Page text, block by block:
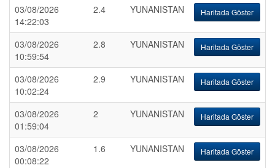
03/08/2026
14:22:03
2.4 YUNANISTAN Haritada Göster
03/08/2026
10:59:54
2.8 YUNANISTAN Haritada Göster
03/08/2026
10:02:24
2.9 YUNANISTAN Haritada Göster
03/08/2026
01:59:04
2 YUNANISTAN Haritada Göster
03/08/2026
00:08:22
1.6 YUNANISTAN Haritada Göster